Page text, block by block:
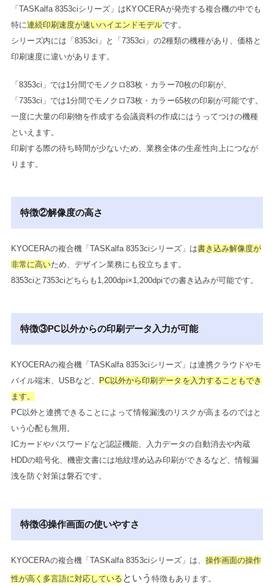
「TASKalfa 8353ciシリーズ」はKYOCERAが発売する複合機の中でも
特に連続印刷速度が速いハイエンドモデルです。
シリーズ内には「8353ci」と「7353ci」の2種類の機種があり、価格と
印刷速度に違いがあります。
「8353ci」では1分間でモノクロ83枚・カラー70枚の印刷が、
「7353ci」では1分間でモノクロ73枚・カラー65枚の印刷が可能です。
一度に大量の印刷物を作成する会議資料の作成にはうってつけの機種
といえます。
印刷する際の待ち時間が少ないため、業務全体の生産性向上につなが
ります。
特徴②解像度の高さ
KYOCERAの複合機「TASKalfa 8353ciシリーズ」は書き込み解像度が
非常に高いため、デザイン業務にも役立ちます。
8353ciと7353ciどちらも1,200dpi×1,200dpiでの書き込みが可能です。
特徴③PC以外からの印刷データ入力が可能
KYOCERAの複合機「TASKalfa 8353ciシリーズ」は連携クラウドやモ
バイル端末、USBなど、 PC以外から印刷データを入力することもでき
ます。
PC以外と連携できることによって情報漏洩のリスクが高まるのではと
いう心配も無用。
ICカードやパスワードなど認証機能、入力データの自動消去や内蔵
HDDの暗号化、機密文書には地紋埋め込み印刷ができるなど、情報漏
洩を防ぐ対策は磐石です。
特徴④操作画面の使いやすさ
KYOCERAの複合機「TASKalfa 8353ciシリーズ」は、 操作画面の操作
性が高く多言語に対応している という特徴もあります。